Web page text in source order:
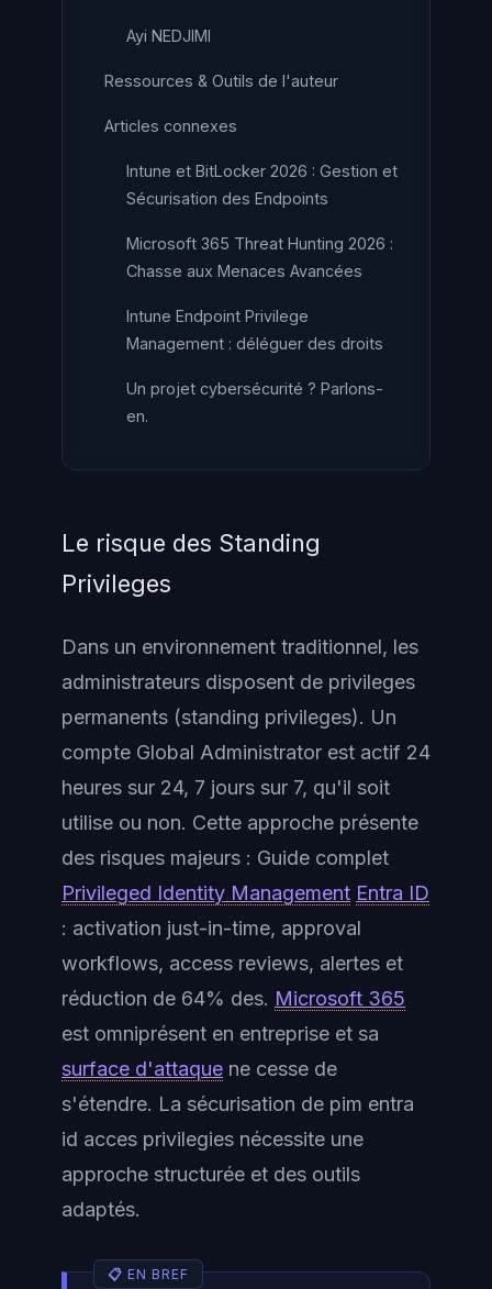
Ayi NEDJIMI
Ressources & Outils de l'auteur
Articles connexes
Intune et BitLocker 2026 : Gestion et
Sécurisation des Endpoints
Microsoft 365 Threat Hunting 2026 :
Chasse aux Menaces Avancées
Intune Endpoint Privilege
Management : déléguer des droits
Un projet cybersécurité ? Parlons-
en.
Le risque des Standing
Privileges
Dans un environnement traditionnel, les
administrateurs disposent de privileges
permanents (standing privileges). Un
compte Global Administrator est actif 24
heures sur 24, 7 jours sur 7, qu'il soit
utilise ou non. Cette approche présente
des risques majeurs : Guide complet
Privileged Identity Management Entra ID
: activation just-in-time, approval
workflows, access reviews, alertes et
réduction de 64% des. Microsoft 365
est omniprésent en entreprise et sa
surface d'attaque ne cesse de
s'étendre. La sécurisation de pim entra
id acces privilegies nécessite une
approche structurée et des outils
adaptés.